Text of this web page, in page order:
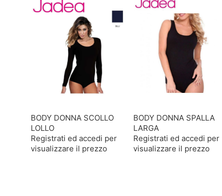
BODY DONNA SCOLLO
LOLLO
Registrati ed accedi per
visualizzare il prezzo
BODY DONNA SPALLA
LARGA
Registrati ed accedi per
visualizzare il prezzo